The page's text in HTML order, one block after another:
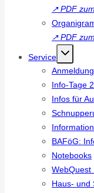
↗ PDF
↗ PDF
Service
Info-Tage
Infos für
BAFöG:
Notebooks
WebQuest
Haus- und